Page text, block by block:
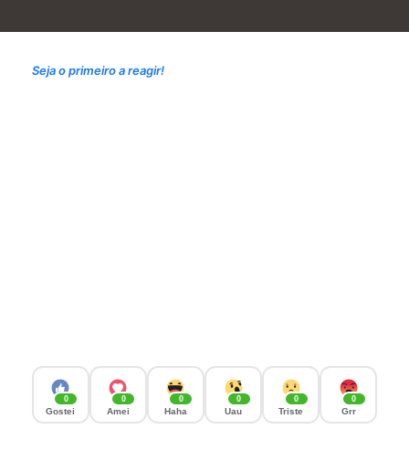
Seja o primeiro a reagir!
0
Gostei
0
Amei
0
Haha
0
Uau
0
Triste
0
Grr